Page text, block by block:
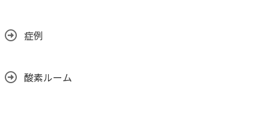
症例
酸素ルーム